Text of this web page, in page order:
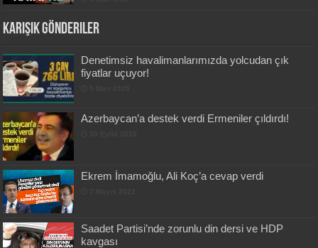
Karışık Gönderiler
Denetimsiz havalimanlarımızda yolcudan çık
fiyatlar uçuyor!
Azerbaycan’a destek verdi Ermeniler çıldırdı!
Ekrem İmamoğlu, Ali Koç’a cevap verdi
Saadet Partisi’nde zorunlu din dersi ve HDP
kavgası